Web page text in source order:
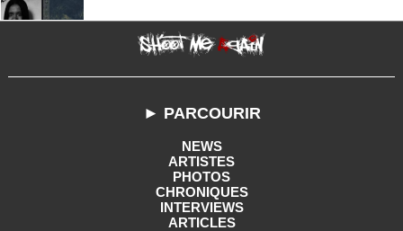
► PARCOURIR
NEWS
ARTISTES
PHOTOS
CHRONIQUES
INTERVIEWS
ARTICLES